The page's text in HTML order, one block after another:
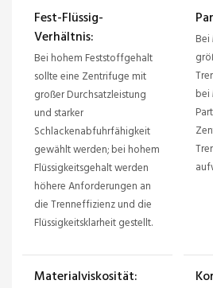
Fest-Flüssig-
Verhältnis:
Bei hohem Feststoffgehalt
sollte eine Zentrifuge mit
großer Durchsatzleistung
und starker
Schlackenabfuhrfähigkeit
gewählt werden; bei hohem
Flüssigkeitsgehalt werden
höhere Anforderungen an
die Trenneffizienz und die
Flüssigkeitsklarheit gestellt.
bei
Materialviskosität: